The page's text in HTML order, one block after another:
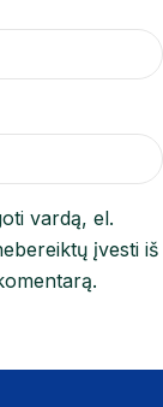
vardą, el.
įvesti iš